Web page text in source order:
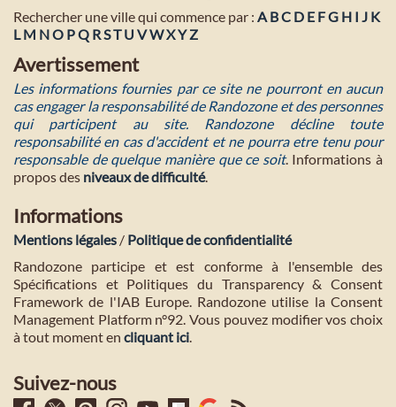
Rechercher une ville qui commence par : A BC D E FG H I J K
L M NO PQ RST U VWXYZ
Avertissement
Les informations fournies par ce site ne pourront en aucun
cas engager la responsabilité de Randozone et des personnes
qui participent au site. Randozone décline toute
responsabilité en cas d'accident et ne pourra etre tenu pour
responsable de quelque manière que ce soit. Informations à
propos des niveaux de difficulté.
Informations
Mentions légales / Politique de confidentialité
Randozone participe et est conforme à l'ensemble des
Spécifications et Politiques du Transparency & Consent
Framework de l'IAB Europe. Randozone utilise la Consent
Management Platform n°92. Vous pouvez modifier vos choix
à tout moment en cliquant ici.
Suivez-nous